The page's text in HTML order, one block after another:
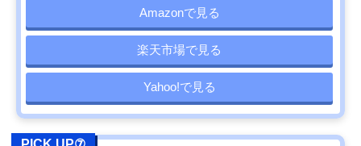
Amazonで見る
楽天市場で見る
Yahoo!で見る